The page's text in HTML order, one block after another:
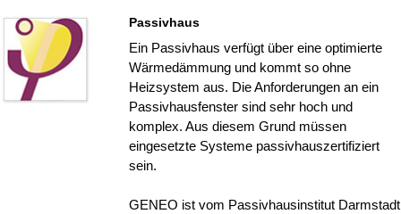
Passivhaus
Ein Passivhaus verfügt über eine optimierte
Wärmedämmung und kommt so ohne
Heizsystem aus. Die Anforderungen an ein
Passivhausfenster sind sehr hoch und
komplex. Aus diesem Grund müssen
eingesetzte Systeme passivhauszertifiziert
sein.
GENEO ist vom Passivhausinstitut Darmstadt